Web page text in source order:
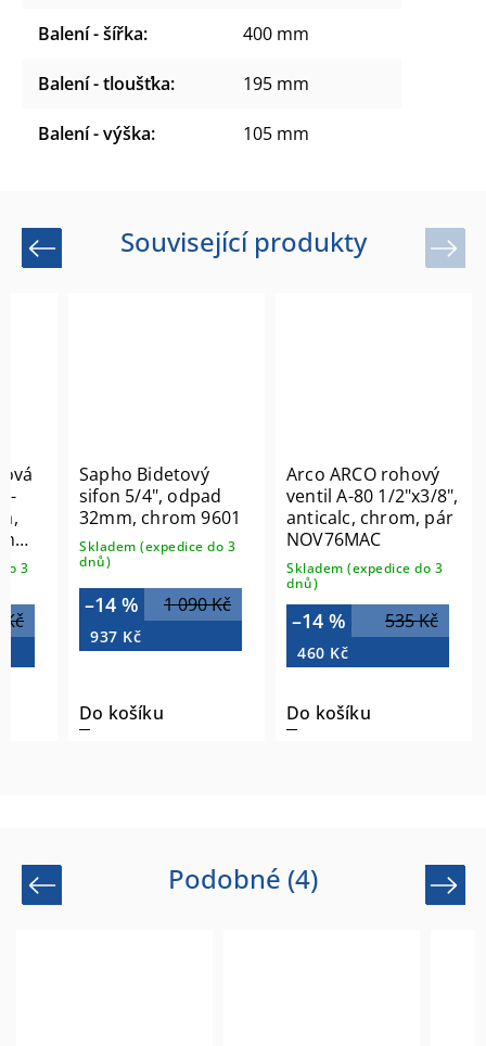
Balení - šířka: 400 mm
Balení - tloušťka: 195 mm
Balení - výška: 105 mm
Související produkty
Previous
3
Sapho Bidetový
sifon 5/4", odpad
32mm, chrom 9601
Skladem (expedice do 3
dnů)
1 090 Kč
–14 %
937 Kč
Do košíku
Arco ARCO rohový
ventil A-80 1/2"x3/8",
anticalc, chrom, pár
NOV76MAC
Skladem (expedice do 3
dnů)
535 Kč
–14 %
460 Kč
Do košíku
Next
Podobné (4)
Previous Next